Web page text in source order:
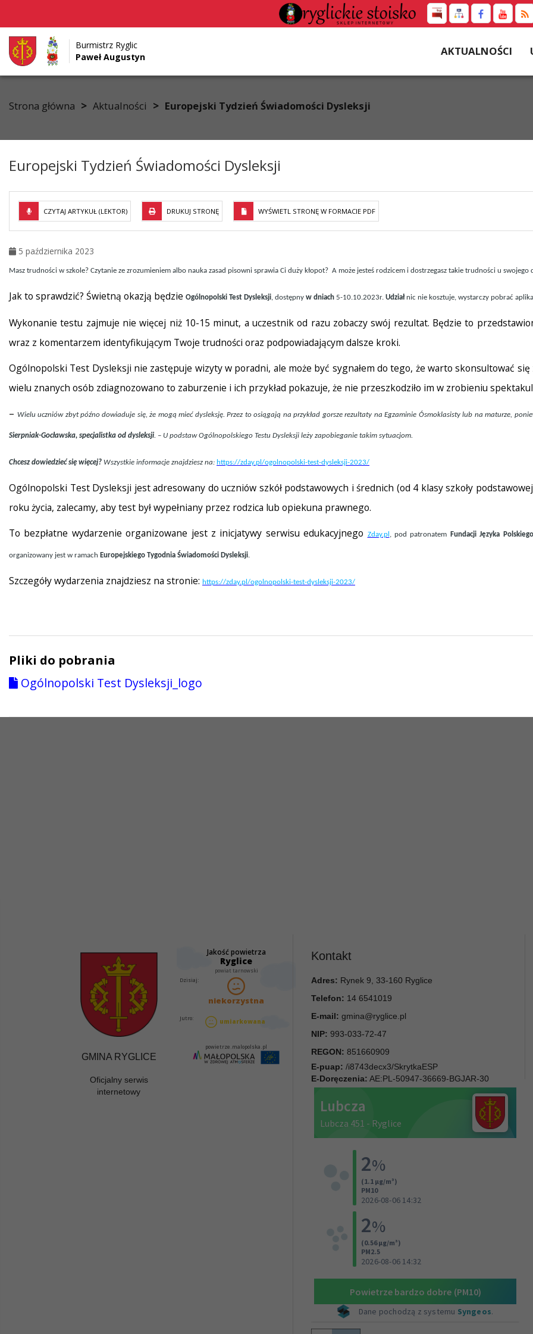
Przejdź do menu
Przejdź do głównej treści strony
Przejdź do stopki strony
Burmistrz Ryglic
Paweł Augustyn
AKTUALNOŚCI
Strona główna > Aktualności > Europejski Tydzień Świadomości Dysleksji
Europejski Tydzień Świadomości Dysleksji
CZYTAJ ARTYKUŁ (LEKTOR) DRUKUJ STRONĘ WYŚWIETL STRONĘ W FORMACIE PDF
5 października 2023
Masz trudności w szkole? Czytanie ze zrozumieniem albo nauka zasad pisowni sprawia Ci duży kłopot? A może jesteś rodzicem i dostrzegasz takie trudności u swojego
Jak to sprawdzić? Świetną okazją będzie Ogólnopolski Test Dysleksji, dostępny w dniach 5-10.10.2023r. Udziałnic nie kosztuje, wystarczy pobrać
Wykonanie testu zajmuje nie więcej niż 10-15 minut, a uczestnik od razu zobaczy swój rezultat. Będzie to
wraz z komentarzem identyfikującym Twoje trudności oraz podpowiadającym dalsze kroki.
Ogólnopolski Test Dysleksji nie zastępuje wizyty w poradni, ale może być sygnałem do tego, że warto skonsultować
wielu znanych osób zdiagnozowano to zaburzenie i ich przykład pokazuje, że nie przeszkodziło im w zrobieniu
– Wielu uczniów zbyt późno dowiaduje się, że mogą mieć dysleksję. Przez to osiągają na przykład gorsze rezultaty na Egzaminie Ósmoklasisty lub na maturze,
Sierpniak-Gocławska, specjalistka od dysleksji. – U podstaw Ogólnopolskiego Testu Dysleksji leży zapobieganie takim sytuacjom.
Chcesz dowiedzieć się więcej? Wszystkie informacje znajdziesz na: https://zday.pl/ogolnopolski-test-dysleksji-2023/
Ogólnopolski Test Dysleksji jest adresowany do uczniów szkół podstawowych i średnich (od 4 klasy szkoły
roku życia, zalecamy, aby test był wypełniany przez rodzica lub opiekuna prawnego.
To bezpłatne wydarzenie organizowane jest z inicjatywy serwisu edukacyjnego
Zday.pl , pod patronatem Fundacji Języka Polskiego
organizowany jest w ramach Europejskiego Tygodnia Świadomości Dysleksji.
Szczegóły wydarzenia znajdziesz na stronie: https://zday.pl/ogolnopolski-test-dysleksji-2023/
Pliki do pobrania
Ogólnopolski Test Dysleksji_logo
GMINA RYGLICE
Oficjalny serwis
internetowy
Kontakt
Adres: Rynek 9, 33-160 Ryglice
Telefon: 14 6541019
E-mail: gmina@ryglice.pl
NIP: 993-033-72-47
REGON: 851660909
E-puap: /i8743decx3/SkrytkaESP
E-Doręczenia: AE:PL-50947-36669-BGJAR-30